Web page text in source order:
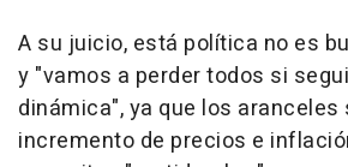
A su juicio, está política no es
y "vamos a perder todos si
dinámica", ya que los
incremento de precios e